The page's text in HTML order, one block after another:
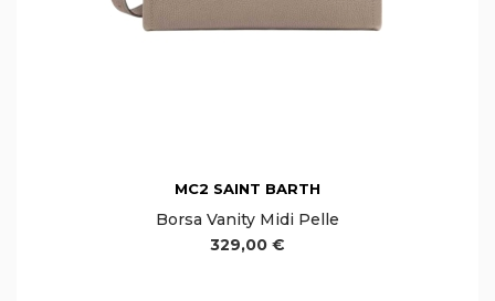
MC2 SAINT BARTH
Borsa Vanity Midi Pelle
329,00 €